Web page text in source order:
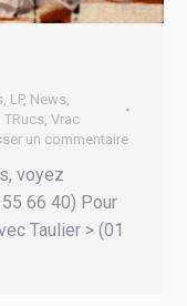
, LP, News,
TRucs, Vrac
un commentaire
voyez
66 40) Pour
Taulier > (01